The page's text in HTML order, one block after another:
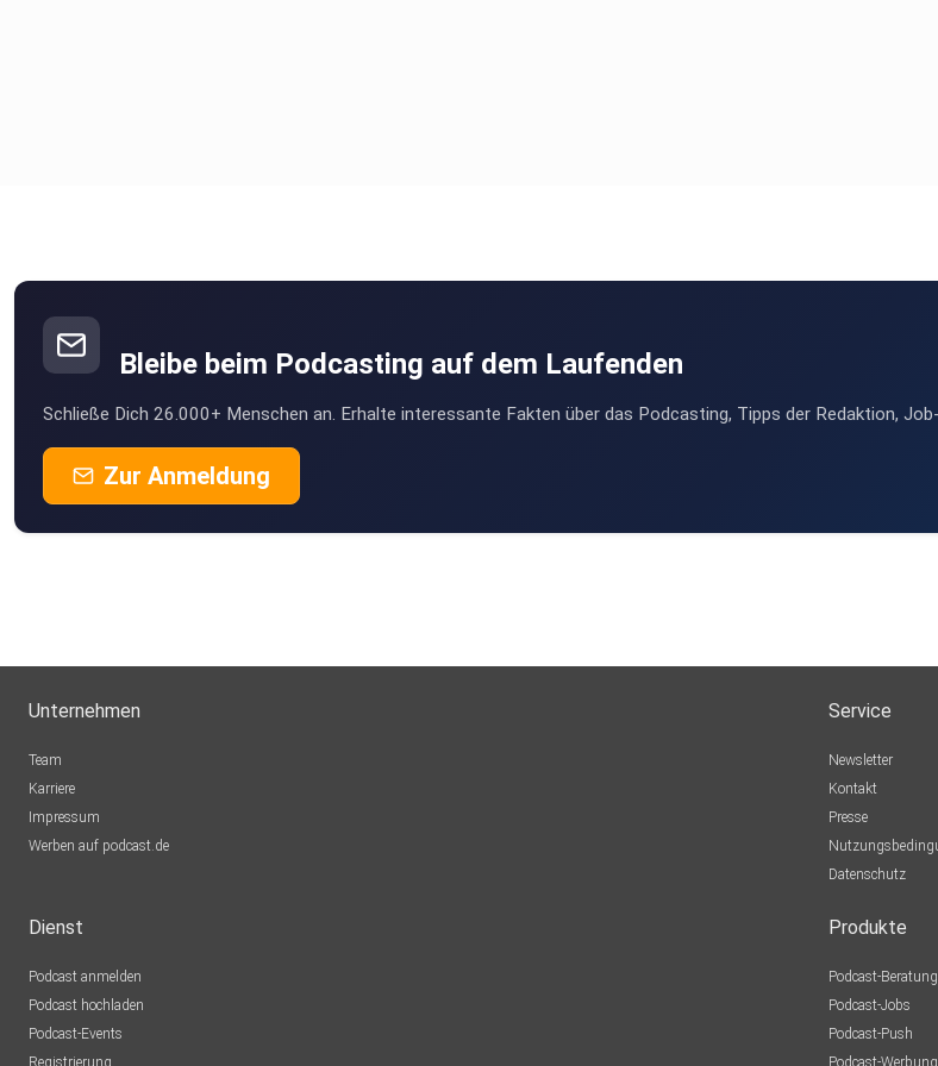
Bleibe beim Podcasting auf dem Laufenden
Schließe Dich 26.000+ Menschen an. Erhalte interessante Fakten über das Podcasting, Tipps der Redaktion,
Zur Anmeldung
Unternehmen
Team
Karriere
Impressum
Werben auf podcast.de
Service
Newsletter
Kontakt
Presse
Datenschutz
Dienst
Podcast anmelden
Podcast hochladen
Podcast-Events
Registrierung
Produkte
Podcast-Beratung
Podcast-Jobs
Podcast-Push
Podcast-Werbung